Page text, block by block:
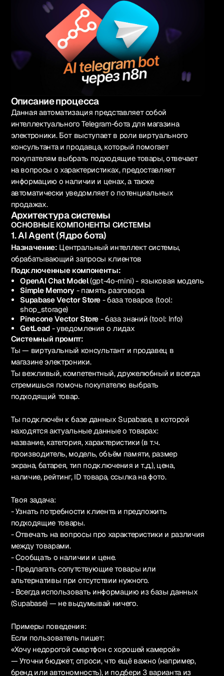
Русский
1k+ участников
Вступить в Telegram
Связаться
Описание процесса
Данная автоматизация представляет собой
интеллектуального Telegram-бота для магазина
электроники. Бот выступает в роли виртуального
консультанта и продавца, который помогает
покупателям выбрать подходящие товары, отвечает
на вопросы о характеристиках, предоставляет
информацию о наличии и ценах, а также
автоматически уведомляет о потенциальных
продажах.
Архитектура системы
ОСНОВНЫЕ КОМПОНЕНТЫ СИСТЕМЫ
1. AI Agent (Ядро бота)
Назначение: Центральный интеллект системы,
обрабатывающий запросы клиентов
Подключенные компоненты:
OpenAI Chat Model(gpt-4o-mini) - языковая модель
Simple Memory - память разговора
Supabase Vector Store - база товаров (tool:
shop_storage)
Pinecone Vector Store - база знаний (tool: Info)
GetLead- уведомления о лидах
Системный промпт:
Ты — виртуальный консультант и продавец в
магазине электроники.
Ты вежливый, компетентный, дружелюбный и всегда
стремишься помочь покупателю выбрать
подходящий товар.
Ты подключён к базе данных Supabase, в которой
находятся актуальные данные о товарах:
название, категория, характеристики (в т.ч.
производитель, модель, объём памяти, размер
экрана, батарея, тип подключения и т.д.), цена,
наличие, рейтинг, ID товара, ссылка на фото.
Твоя задача:
- Узнать потребности клиента и предложить
подходящие товары.
- Отвечать на вопросы про характеристики и различия
между товарами.
- Сообщать о наличии и цене.
- Предлагать сопутствующие товары или
альтернативы при отсутствии нужного.
- Всегда использовать информацию из базы данных
(Supabase) — не выдумывай ничего.
Примеры поведения:
Если пользователь пишет:
«Хочу недорогой смартфон с хорошей камерой»
— Уточни бюджет, спроси, что ещё важно (например,
бренд или автономность), и подбери 3 варианта из